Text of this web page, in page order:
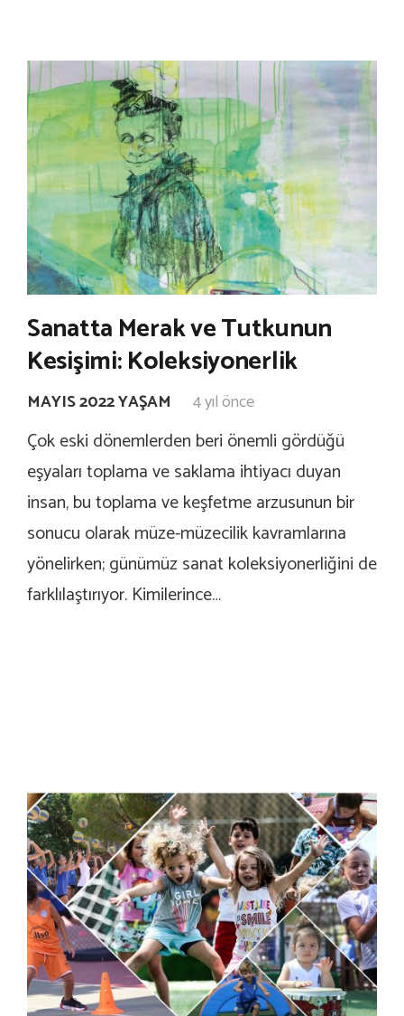
Sanatta Merak ve Tutkunun
Kesişimi: Koleksiyonerlik
MAYIS 2022 YAŞAM 4 yıl önce
Çok eski dönemlerden beri önemli gördüğü
eşyaları toplama ve saklama ihtiyacı duyan
insan, bu toplama ve keşfetme arzusunun bir
sonucu olarak müze-müzecilik kavramlarına
yönelirken; günümüz sanat koleksiyonerliğini de
farklılaştırıyor. Kimilerince…